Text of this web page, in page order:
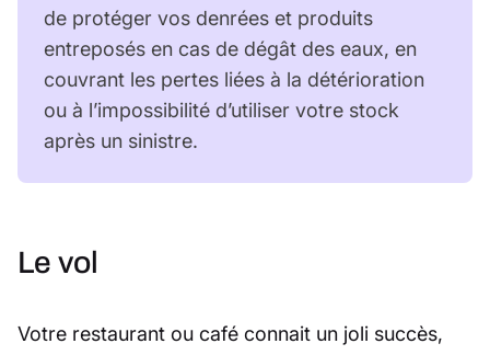
de protéger vos denrées et produits
entreposés en cas de dégât des eaux, en
couvrant les pertes liées à la détérioration
ou à l’impossibilité d’utiliser votre stock
après un sinistre.
Le vol
Votre restaurant ou café connait un joli succès,